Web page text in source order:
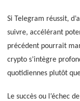
Si Telegram réussit,
suivre, accélérant
précédent pourrait
crypto s’intègre
quotidiennes plutôt
Le succès ou l’échec